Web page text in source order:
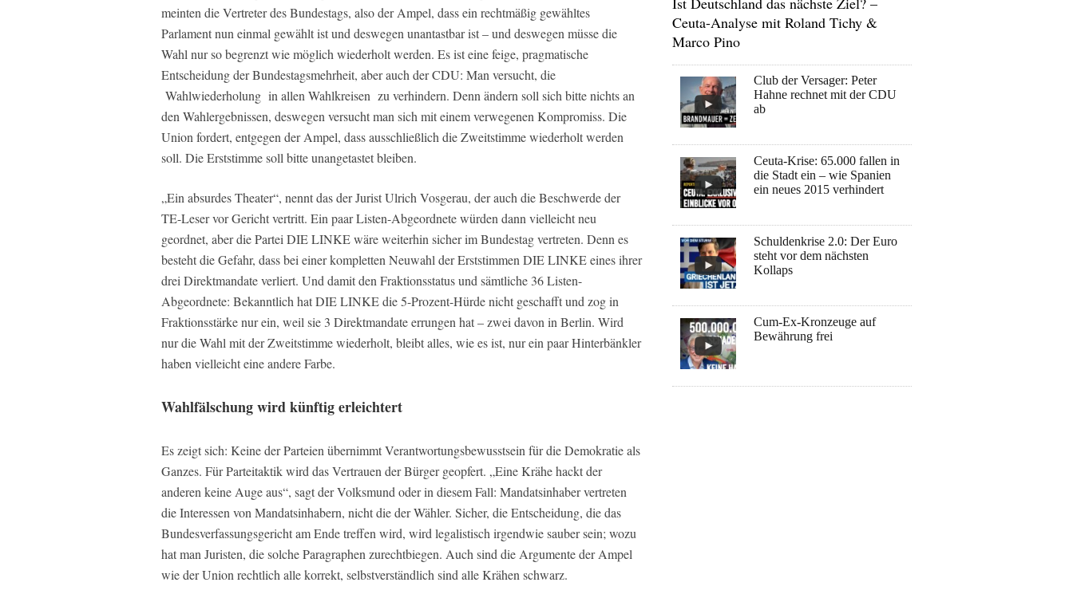
meinten die Vertreter des Bundestags, also der Ampel, dass ein rechtmäßig gewähltes
Parlament nun einmal gewählt ist und deswegen unantastbar ist – und deswegen müsse die
Wahl nur so begrenzt wie möglich wiederholt werden. Es ist eine feige, pragmatische
Entscheidung der Bundestagsmehrheit, aber auch der CDU: Man versucht, die
Wahlwiederholung in allen Wahlkreisen zu verhindern. Denn ändern soll sich bitte nichts an
den Wahlergebnissen, deswegen versucht man sich mit einem verwegenen Kompromiss. Die
Union fordert, entgegen der Ampel, dass ausschließlich die Zweitstimme wiederholt werden
soll. Die Erststimme soll bitte unangetastet bleiben.
„Ein absurdes Theater“, nennt das der Jurist Ulrich Vosgerau, der auch die Beschwerde der
TE-Leser vor Gericht vertritt. Ein paar Listen-Abgeordnete würden dann vielleicht neu
geordnet, aber die Partei DIE LINKE wäre weiterhin sicher im Bundestag vertreten. Denn es
besteht die Gefahr, dass bei einer kompletten Neuwahl der Erststimmen DIE LINKE eines ihrer
drei Direktmandate verliert. Und damit den Fraktionsstatus und sämtliche 36 Listen-
Abgeordnete: Bekanntlich hat DIE LINKE die 5-Prozent-Hürde nicht geschafft und zog in
Fraktionsstärke nur ein, weil sie 3 Direktmandate errungen hat – zwei davon in Berlin. Wird
nur die Wahl mit der Zweitstimme wiederholt, bleibt alles, wie es ist, nur ein paar Hinterbänkler
haben vielleicht eine andere Farbe.
Wahlfälschung wird künftig erleichtert
Es zeigt sich: Keine der Parteien übernimmt Verantwortungsbewusstsein für die Demokratie als
Ganzes. Für Parteitaktik wird das Vertrauen der Bürger geopfert. „Eine Krähe hackt der
anderen keine Auge aus“, sagt der Volksmund oder in diesem Fall: Mandatsinhaber vertreten
die Interessen von Mandatsinhabern, nicht die der Wähler. Sicher, die Entscheidung, die das
Bundesverfassungsgericht am Ende treffen wird, wird legalistisch irgendwie sauber sein; wozu
hat man Juristen, die solche Paragraphen zurechtbiegen. Auch sind die Argumente der Ampel
wie der Union rechtlich alle korrekt, selbstverständlich sind alle Krähen schwarz.
Ceuta-Analyse mit Roland Tichy &
Marco Pino
Club der Versager: Peter
Hahne rechnet mit der CDU
ab
Ceuta-Krise: 65.000 fallen in
die Stadt ein – wie Spanien
ein neues 2015 verhindert
Schuldenkrise 2.0: Der Euro
steht vor dem nächsten
Kollaps
Cum-Ex-Kronzeuge auf
Bewährung frei